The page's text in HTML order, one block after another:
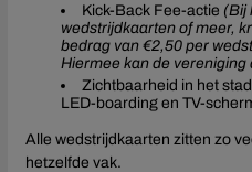
Kick-Back Fee-actie (Bij
wedstrijdkaarten of meer,
bedrag van €2,50 per
Hiermee kan de
Zichtbaarheid in het
LED-boarding en TV-
Alle wedstrijdkaarten zitten zo
hetzelfde vak.